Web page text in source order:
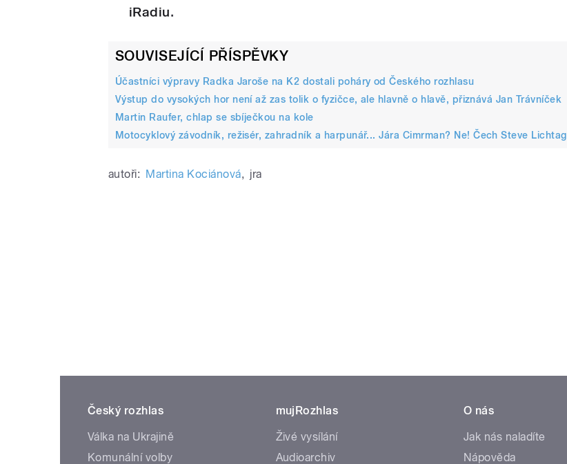
iRadiu.
SOUVISEJÍCÍ PŘÍSPĚVKY
Účastníci výpravy Radka Jaroše na K2 dostali poháry od Českého rozhlasu
Výstup do vysokých hor není až zas tolik o fyzičce, ale hlavně o hlavě, přiznává Jan Trávníček
Martin Raufer, chlap se sbíječkou na kole
Motocyklový závodník, režisér, zahradník a harpunář... Jára Cimrman? Ne! Čech Steve Lichtag
autoři: Martina Kociánová, jra
Český rozhlas
Válka na Ukrajině
Komunální volby
mujRozhlas
Živé vysílání
Audioarchiv
O nás
Jak nás naladíte
Nápověda